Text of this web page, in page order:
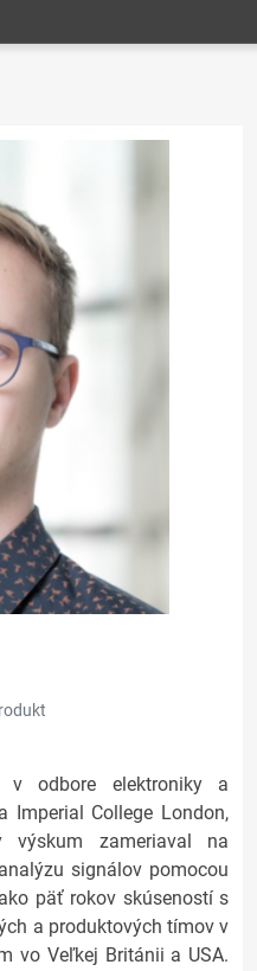
odbore elektroniky a
Imperial College London,
výskum zameriaval na
signálov pomocou
päť rokov skúseností s
a produktových tímov v
vo Veľkej Británii a USA.